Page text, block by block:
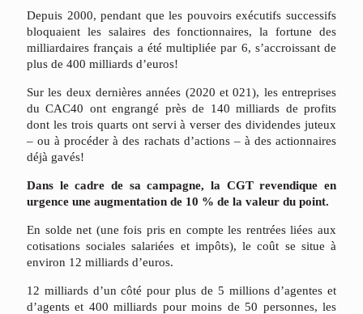
Depuis 2000, pendant que les pouvoirs exécutifs successifs
bloquaient les salaires des fonctionnaires, la fortune des
milliardaires français a été multipliée par 6, s’accroissant de
plus de 400 milliards d’euros!
Sur les deux dernières années (2020 et 021), les entreprises
du CAC40 ont engrangé près de 140 milliards de profits
dont les trois quarts ont servi à verser des dividendes juteux
– ou à procéder à des rachats d’actions – à des actionnaires
déjà gavés!
Dans le cadre de sa campagne, la CGT revendique en
urgence une augmentation de 10 % de la valeur du point.
En solde net (une fois pris en compte les rentrées liées aux
cotisations sociales salariées et impôts), le coût se situe à
environ 12 milliards d’euros.
12 milliards d’un côté pour plus de 5 millions d’agentes et
d’agents et 400 milliards pour moins de 50 personnes, les